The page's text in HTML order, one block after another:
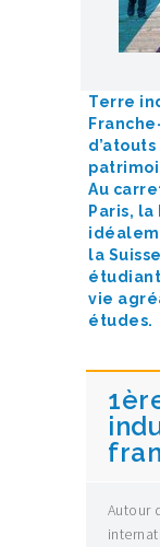
Terre
Au
Paris,
la
vie
études.
Autour